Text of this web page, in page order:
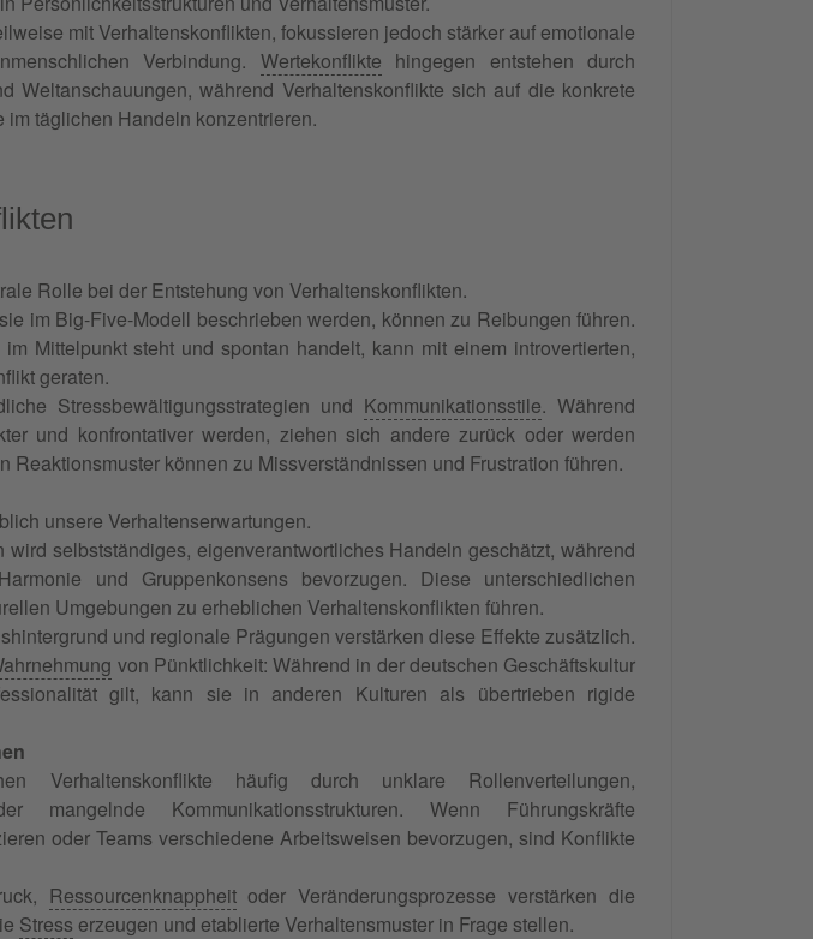
mit Verhaltenskonflikten, fokussieren jedoch stärker auf emotionale
Verbindung. Wertekonflikte hingegen entstehen durch
Weltanschauungen, während Verhaltenskonflikte sich auf die konkrete
täglichen Handeln konzentrieren.
Rolle bei der Entstehung von Verhaltenskonflikten.
im Big-Five-Modell beschrieben werden, können zu Reibungen führen.
Mittelpunkt steht und spontan handelt, kann mit einem introvertierten,
geraten.
Stressbewältigungsstrategien und Kommunikationsstile. Während
und konfrontativer werden, ziehen sich andere zurück oder werden
Reaktionsmuster können zu Missverständnissen und Frustration führen.
unsere Verhaltenserwartungen.
selbstständiges, eigenverantwortliches Handeln geschätzt, während
und Gruppenkonsens bevorzugen. Diese unterschiedlichen
Umgebungen zu erheblichen Verhaltenskonflikten führen.
und regionale Prägungen verstärken diese Effekte zusätzlich.
von Pünktlichkeit: Während in der deutschen Geschäftskultur
gilt, kann sie in anderen Kulturen als übertrieben rigide
Verhaltenskonflikte häufig durch unklare Rollenverteilungen,
mangelnde Kommunikationsstrukturen. Wenn Führungskräfte
oder Teams verschiedene Arbeitsweisen bevorzugen, sind Konflikte
Ressourcenknappheitoder Veränderungsprozesse verstärken die
Stress erzeugen und etablierte Verhaltensmuster in Frage stellen.